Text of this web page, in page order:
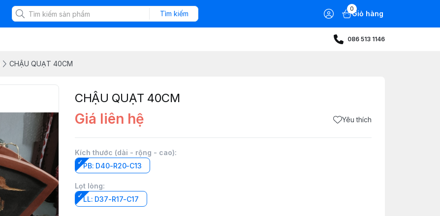
Tìm kiếm
0
Giỏ hàng
086 513 1146
CHẬU QUẠT 40CM
CHẬU QUẠT 40CM
Giá liên hệ Yêu thích
Kích thước (dài - rộng - cao):
PB: D40-R20-C13
Lọt lòng:
LL: D37-R17-C17